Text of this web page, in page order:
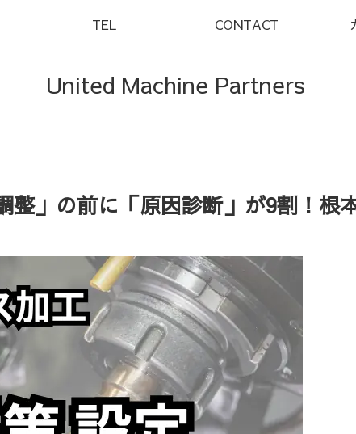
United Machine Partners
TEL CONTACT
整」の前に「原因診断」が9割！根